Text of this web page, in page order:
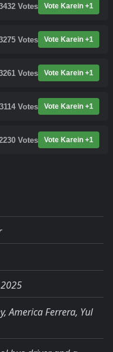
Votes Vote Karein +1
Votes Vote Karein +1
Votes Vote Karein +1
3114 Votes Vote Karein +1
Votes Vote Karein +1
America Ferrera, Yul